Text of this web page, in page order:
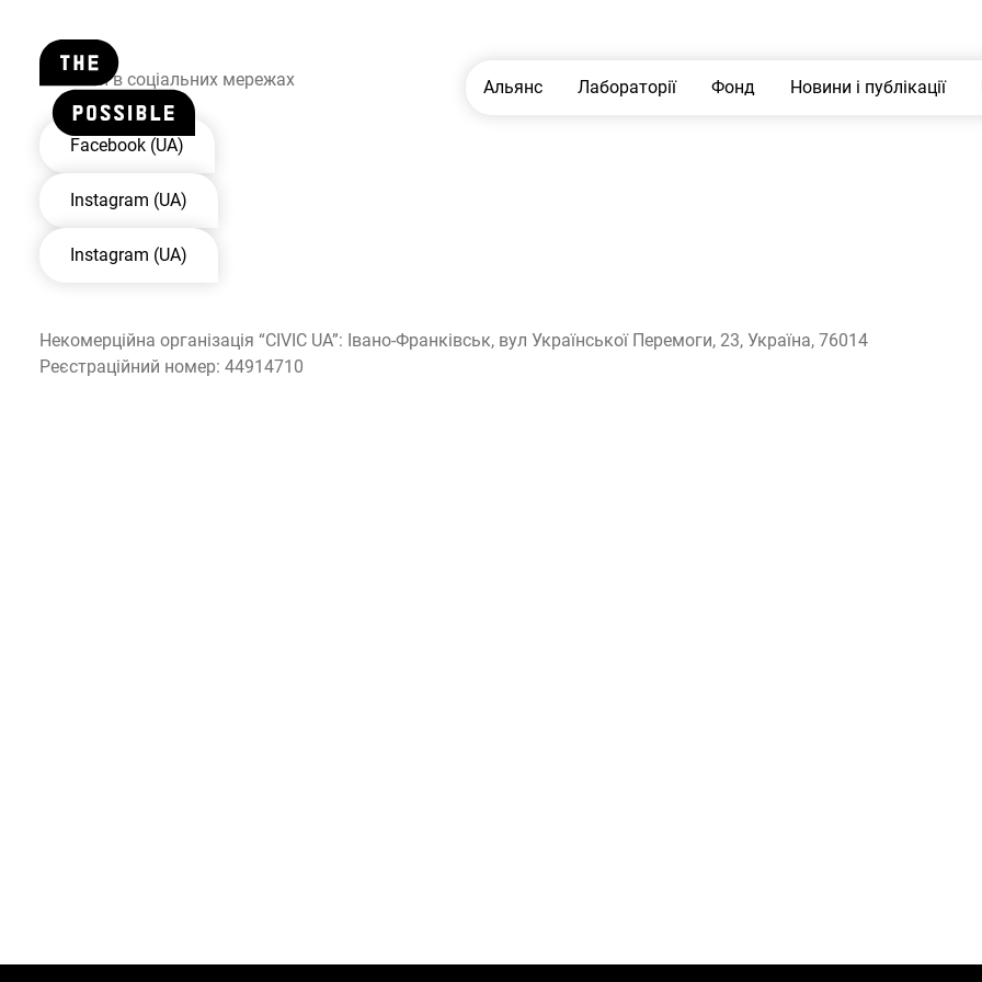
Альянс Лабораторії Фонд Новини і публікації
Стежити в соціальних мережах
Facebook (UA)
Instagram (UA)
Instagram (UA)
Некомерційна організація “CIVIC UA”: Івано-Франківськ, вул Української Перемоги, 23, Україна, 76014
Реєстраційний номер: 44914710